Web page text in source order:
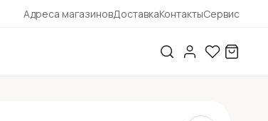
Адреса магазиновДоставкаКонтактыСервис